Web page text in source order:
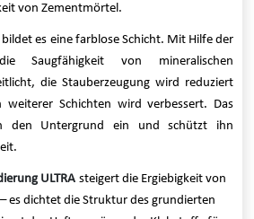
von Zementmörtel.
es eine farblose Schicht. Mit Hilfe der
Saugfähigkeit von mineralischen
die Stauberzeugung wird reduziert
weiterer Schichten wird verbessert. Das
den Untergrund ein und schützt ihn
ULTRA steigert die Ergiebigkeit von
es dichtet die Struktur des grundierten